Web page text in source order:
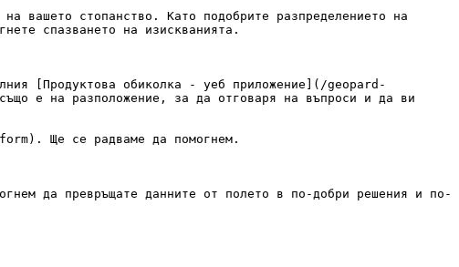
вашето стопанство. Като подобрите разпределението на
спазването на изискванията.
[Продуктова обиколка - уеб приложение](/geopard-
е на разположение, за да отговаря на въпроси и да ви
Ще се радваме да помогнем.
да превръщате данните от полето в по-добри решения и по-